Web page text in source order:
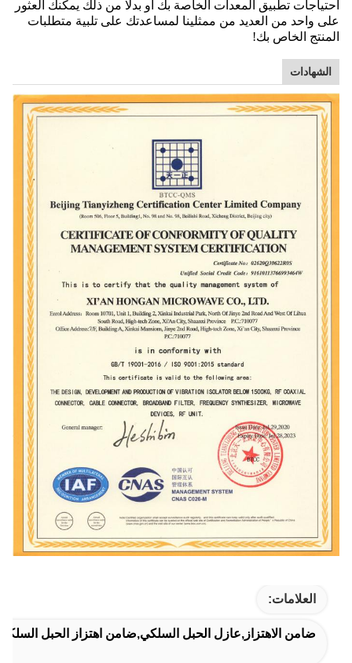
احتياجات تطبيق المعدات الخاصة بك أو بدلا من ذلك يمكنك العثور
على واحد من العديد من ممثلينا لمساعدتك على تلبية متطلبات
المنتج الخاص بك!
الشهادات
العلامات:
ضامن الاهتزاز,عازل الحبل السلكي,ضامن اهتزاز الحبل السلكي